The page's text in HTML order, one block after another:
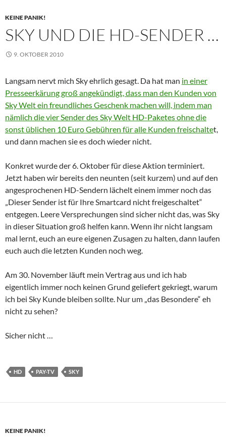
KEINE PANIK!
SKY UND DIE HD-SENDER …
9. OKTOBER 2010
Langsam nervt mich Sky ehrlich gesagt. Da hat man in einer
Presseerkärung groß angekündigt, dass man den Kunden von
Sky Welt ein freundliches Geschenk machen will, indem man
nämlich die vier Sender des Sky Welt HD-Paketes ohne die
sonst üblichen 10 Euro Gebühren für alle Kunden freischaltet,
und dann machen sie es doch wieder nicht.
Konkret wurde der 6. Oktober für diese Aktion terminiert.
Jetzt haben wir bereits den neunten (seit kurzem) und auf den
angesprochenen HD-Sendern lächelt einem immer noch das
„Dieser Sender ist für Ihre Smartcard nicht freigeschaltet“
entgegen. Leere Versprechungen sind sicher nicht das, was Sky
in dieser Situation groß helfen kann. Wenn ihr nicht langsam
mal lernt, euch an eure eigenen Zusagen zu halten, dann laufen
euch auch die letzten Kunden noch weg.
Am 30. November läuft mein Vertrag aus und ich hab
eigentlich immer noch keinen Grund geliefert gekriegt, warum
ich bei Sky Kunde bleiben sollte. Nur um „das Besondere“ eh
nicht zu sehen?
Sicher nicht …
HD PAY-TV SKY
KEINE PANIK!